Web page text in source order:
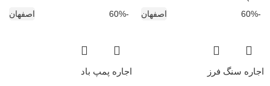
-60% اصفهان
اجاره سنگ فرز
-60% اصفهان
اجاره پمپ باد